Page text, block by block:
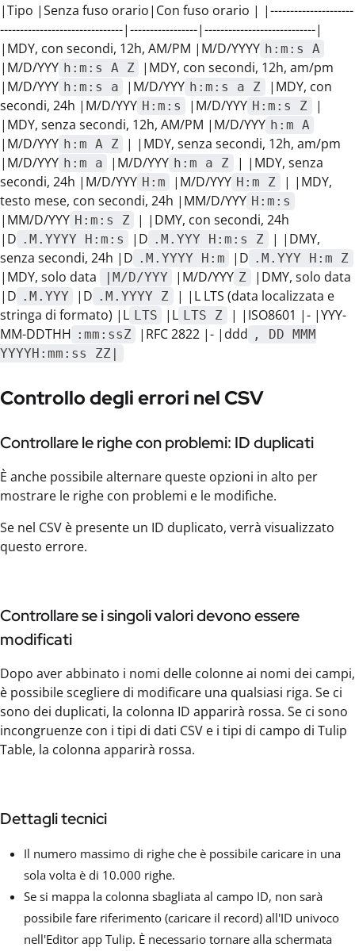
|Tipo |Senza fuso orario|Con fuso orario | |---------------------
-------------------------------|-----------------|----------------------------|
|MDY, con secondi, 12h, AM/PM |M/D/YYYY h:m:s A
|M/D/YYY h:m:s A Z
|MDY, con secondi, 12h, am/pm
|M/D/YYY h:m:s a |M/D/YYY h:m:s a Z
|MDY, con
secondi, 24h |M/D/YYY H:m:s |M/D/YYY H:m:s Z
|
|MDY, senza secondi, 12h, AM/PM |M/D/YYY h:m A
|M/D/YYY h:m A Z
| |MDY, senza secondi, 12h, am/pm
|M/D/YYY h:m a |M/D/YYY h:m a Z
| |MDY, senza
secondi, 24h |M/D/YYY H:m |M/D/YYY H:m Z
| |MDY,
testo mese, con secondi, 24h |MM/D/YYY H:m:s
|MM/D/YYY H:m:s Z
| |DMY, con secondi, 24h
|D .M.YYYY H:m:s |D .M.YYY H:m:s Z
| |DMY,
senza secondi, 24h |D .M.YYYY H:m |D .M.YYY H:m Z
|MDY, solo data |M/D/YYY |M/D/YYY Z
|DMY, solo data
|D .M.YYY |D .M.YYYY Z
| |L LTS (data localizzata e
stringa di formato) |L LTS |L LTS Z
| |ISO8601 |- |YYY-
MM-DDTHH :mm:ssZ |RFC 2822 |- |ddd , DD MMM
YYYYH:mm:ss ZZ|
Controllo degli errori nel CSV
Controllare le righe con problemi: ID duplicati
È anche possibile alternare queste opzioni in alto per
mostrare le righe con problemi e le modifiche.
Se nel CSV è presente un ID duplicato, verrà visualizzato
questo errore.
Controllare se i singoli valori devono essere
modificati
Dopo aver abbinato i nomi delle colonne ai nomi dei campi,
è possibile scegliere di modificare una qualsiasi riga. Se ci
sono dei duplicati, la colonna ID apparirà rossa. Se ci sono
incongruenze con i tipi di dati CSV e i tipi di campo di Tulip
Table, la colonna apparirà rossa.
Dettagli tecnici
Il numero massimo di righe che è possibile caricare in una
sola volta è di 10.000 righe.
Se si mappa la colonna sbagliata al campo ID, non sarà
possibile fare riferimento (caricare il record) all'ID univoco
nell'Editor app Tulip. È necessario tornare alla schermata